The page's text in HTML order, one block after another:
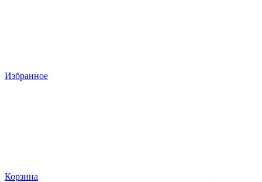
Избранное
Корзина